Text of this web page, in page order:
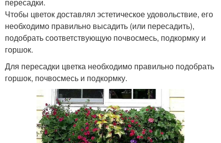
пересадки.
Чтобы цветок доставлял эстетическое удовольствие, его
необходимо правильно высадить (или пересадить),
подобрать соответствующую почвосмесь, подкормку и
горшок.
Для пересадки цветка необходимо правильно подобрать
горшок, почвосмесь и подкормку.